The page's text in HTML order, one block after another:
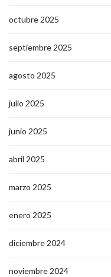
octubre 2025
septiembre 2025
agosto 2025
julio 2025
junio 2025
abril 2025
marzo 2025
enero 2025
diciembre 2024
noviembre 2024